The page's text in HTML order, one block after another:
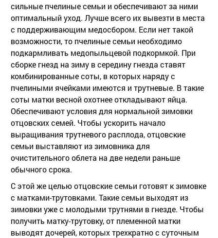
сильные пчелиные семьи и обеспечивают за ними
оптимальный уход. Лучше всего их вывезти в места
с поддерживающим медосбором. Если нет такой
возможности, то пчелиные семьи необходимо
подкармливать медопыльцевой подкормкой. При
сборке гнезд на зиму в середину гнезда ставят
комбинированные соты, в которых наряду с
пчелиными ячейками имеются и трутневые. В такие
соты матки весной охотнее откладывают яйца.
Обеспечивают условия для нормальной зимовки
отцовских семей. Чтобы ускорить начало
выращивания трутневого расплода, отцовские
семьи выставляют из зимовника для
очистительного облета на две недели раньше
обычного срока.
С этой же целью отцовские семьи готовят к зимовке
с матками-трутовками. Такие семьи выходят из
зимовки уже с молодыми трутнями в гнезде. Чтобы
получить матку-трутовку, от племенной матки
выводят дочерей, которых трехкратно с суточным